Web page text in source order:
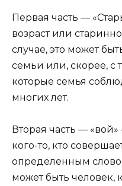
Первая часть —
возраст или
случае, это может
семьи или, скорее,
которые семья
многих лет.
Вторая часть —
кого-то, кто
определенным
может быть человек,